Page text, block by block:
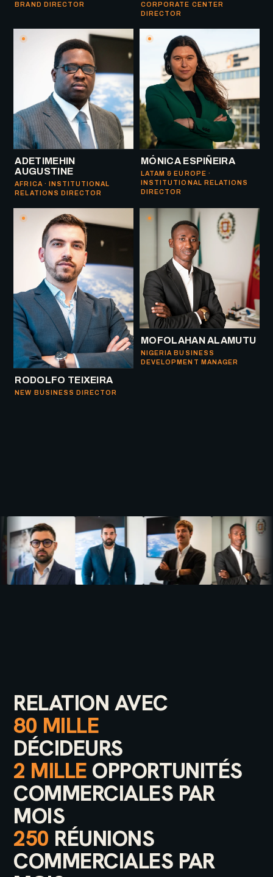
BRAND DIRECTOR
CORPORATE CENTER
DIRECTOR
ADETIMEHIN
AUGUSTINE
AFRICA · INSTITUTIONAL
RELATIONS DIRECTOR
MÓNICA ESPIÑEIRA
LATAM & EUROPE ·
INSTITUTIONAL RELATIONS
DIRECTOR
RODOLFO TEIXEIRA
NEW BUSINESS DIRECTOR
MOFOLAHAN ALAMUTU
NIGERIA BUSINESS
DEVELOPMENT MANAGER
RELATION AVEC
80 MILLE
DÉCIDEURS
2 MILLE OPPORTUNITÉS
COMMERCIALES PAR
MOIS
250 RÉUNIONS
COMMERCIALES PAR